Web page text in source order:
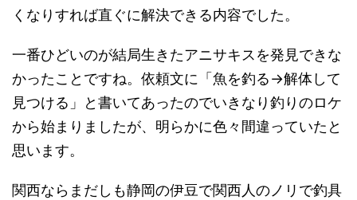
くなりすれば直ぐに解決できる内容でした。
一番ひどいのが結局生きたアニサキスを発見できな
かったことですね。依頼文に「魚を釣る→解体して
見つける」と書いてあったのでいきなり釣りのロケ
から始まりましたが、明らかに色々間違っていたと
思います。
関西ならまだしも静岡の伊豆で関西人のノリで釣具